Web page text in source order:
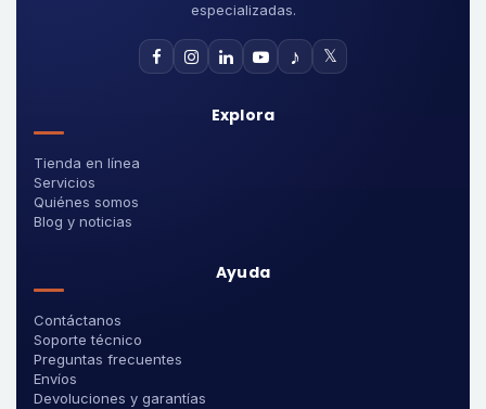
especializadas.
♪ 𝕏
Explora
Tienda en línea
Servicios
Quiénes somos
Blog y noticias
Ayuda
Contáctanos
Soporte técnico
Preguntas frecuentes
Envíos
Devoluciones y garantías